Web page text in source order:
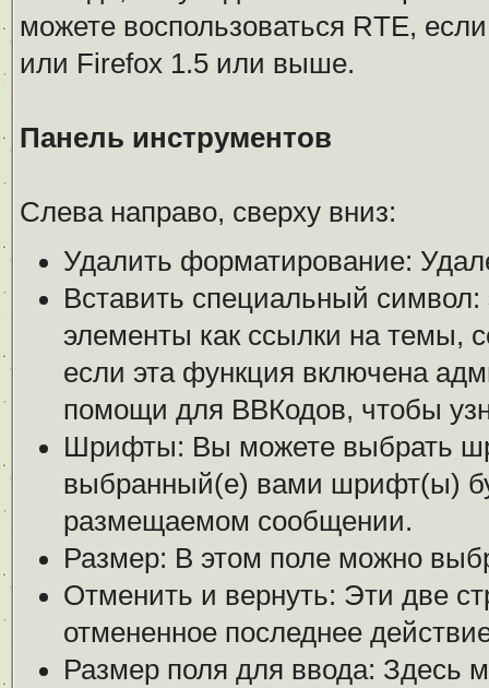
можете воспользоваться RTE,
или Firefox 1.5 или выше.
Панель инструментов
Слева направо, сверху вниз:
Удалить форматирование:
Вставить специальный символ:
элементы как ссылки на темы,
если эта функция включена
помощи для ВВКодов, чтобы
Шрифты: Вы можете выбрать
выбранный(е) вами шрифт(ы)
размещаемом сообщении.
Размер: В этом поле можно
Отменить и вернуть: Эти две
отмененное последнее
Размер поля для ввода: Здесь